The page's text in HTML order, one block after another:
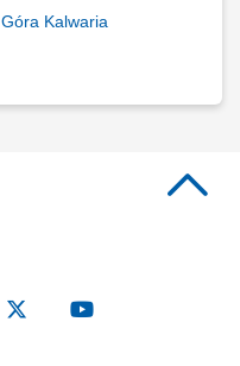
Góra Kalwaria